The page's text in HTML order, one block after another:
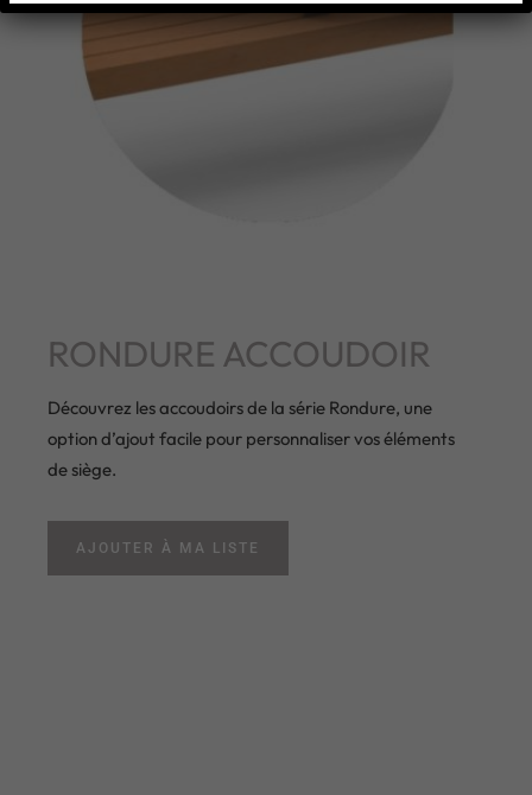
RONDURE ACCOUDOIR
Découvrez les accoudoirs de la série Rondure, une
option d’ajout facile pour personnaliser vos éléments
de siège.
AJOUTER À MA LISTE